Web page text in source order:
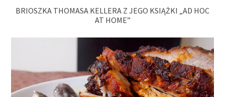
BRIOSZKA THOMASA KELLERA Z JEGO KSIĄŻKI „AD HOC
AT HOME”